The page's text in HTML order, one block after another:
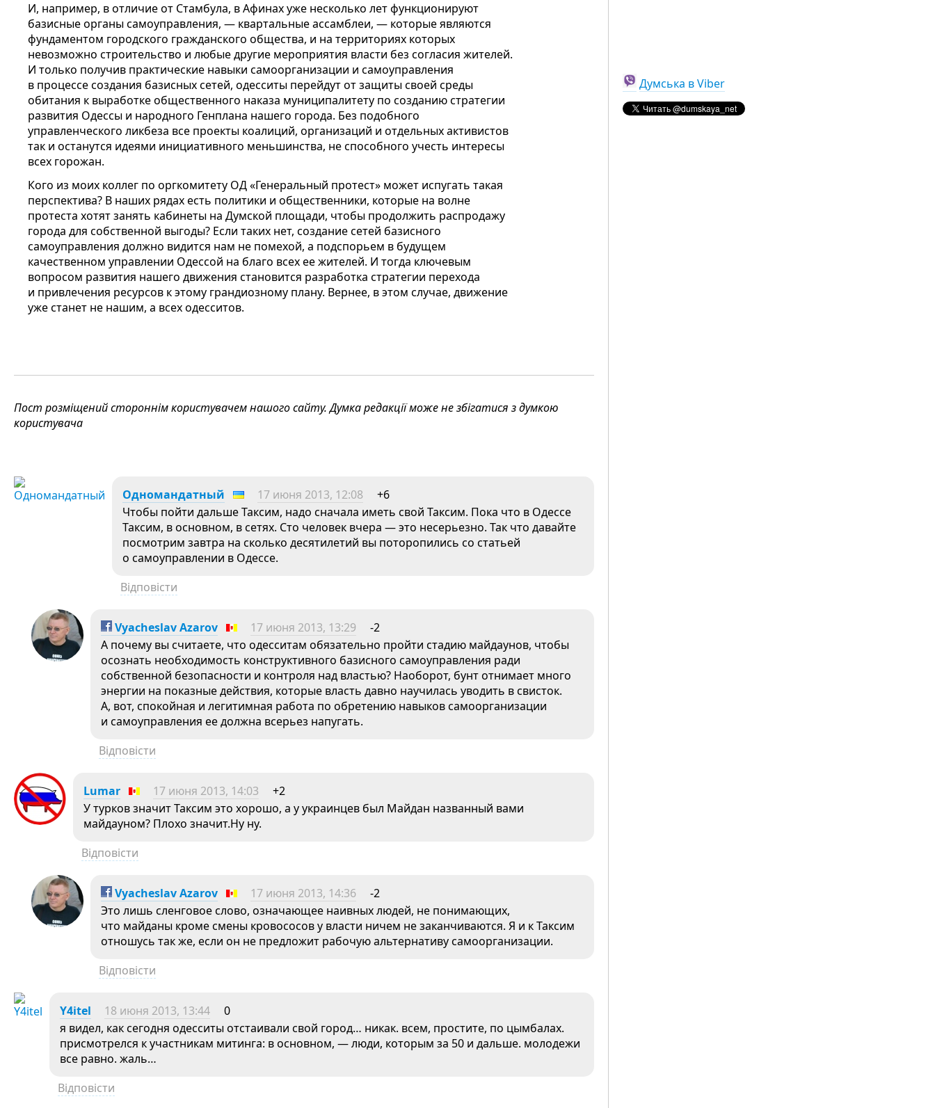
И, например, в отличие от Стамбула, в Афинах уже несколько лет функционируют
базисные органы самоуправления, — квартальные ассамблеи, — которые являются
фундаментом городского гражданского общества, и на территориях которых
невозможно строительство и любые другие мероприятия власти без согласия жителей.
И только получив практические навыки самоорганизации и самоуправления
в процессе создания базисных сетей, одесситы перейдут от защиты своей среды
обитания к выработке общественного наказа муниципалитету по созданию стратегии
развития Одессы и народного Генплана нашего города. Без подобного
управленческого ликбеза все проекты коалиций, организаций и отдельных активистов
так и останутся идеями инициативного меньшинства, не способного учесть интересы
всех горожан.
Кого из моих коллег по оргкомитету ОД «Генеральный протест» может испугать такая
перспектива? В наших рядах есть политики и общественники, которые на волне
протеста хотят занять кабинеты на Думской площади, чтобы продолжить распродажу
города для собственной выгоды? Если таких нет, создание сетей базисного
самоуправления должно видится нам не помехой, а подспорьем в будущем
качественном управлении Одессой на благо всех ее жителей. И тогда ключевым
вопросом развития нашего движения становится разработка стратегии перехода
и привлечения ресурсов к этому грандиозному плану. Вернее, в этом случае, движение
уже станет не нашим, а всех одесситов.
Пост розміщений стороннім користувачем нашого сайту. Думка редакції може не збігатися з думкою
користувача
Одномандатный 17 июня 2013, 12:08
+6
Чтобы пойти дальше Таксим, надо сначала иметь свой Таксим. Пока что в Одессе
Таксим, в основном, в сетях. Сто человек вчера — это несерьезно. Так что давайте
посмотрим завтра на сколько десятилетий вы поторопились со статьей
о самоуправлении в Одессе.
Відповісти
Vyacheslav Azarov 17 июня 2013, 13:29
-2
А почему вы считаете, что одесситам обязательно пройти стадию майдаунов, чтобы
осознать необходимость конструктивного базисного самоуправления ради
собственной безопасности и контроля над властью? Наоборот, бунт отнимает много
энергии на показные действия, которые власть давно научилась уводить в свисток.
А, вот, спокойная и легитимная работа по обретению навыков самоорганизации
и самоуправления ее должна всерьез напугать.
Відповісти
Lumar 17 июня 2013, 14:03
+2
У турков значит Таксим это хорошо, а у украинцев был Майдан названный вами
майдауном? Плохо значит.Ну ну.
Відповісти
Vyacheslav Azarov 17 июня 2013, 14:36
-2
Это лишь сленговое слово, означающее наивных людей, не понимающих,
что майданы кроме смены кровососов у власти ничем не заканчиваются. Я и к Таксим
отношусь так же, если он не предложит рабочую альтернативу самоорганизации.
Відповісти
Y4itel 18 июня 2013, 13:44
0
я видел, как сегодня одесситы отстаивали свой город… никак. всем, простите, по цымбалах.
присмотрелся к участникам митинга: в основном, — люди, которым за 50 и дальше. молодежи
все равно. жаль…
Відповісти
Думська в Viber